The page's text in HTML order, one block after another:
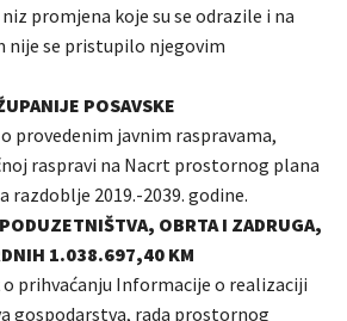
promjena koje su se odrazile i na
nije se pristupilo njegovim
POSAVSKE
provedenim javnim raspravama,
raspravi na Nacrt prostornog plana
razdoblje 2019.-2039. godine.
OBRTA I ZADRUGA,
1.038.697,40 KM
o prihvaćanju Informacije o realizaciji
gospodarstva, rada prostornog